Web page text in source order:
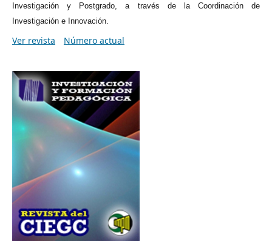
Investigación y Postgrado, a través de la Coordinación de
Investigación e Innovación.
Ver revista Número actual